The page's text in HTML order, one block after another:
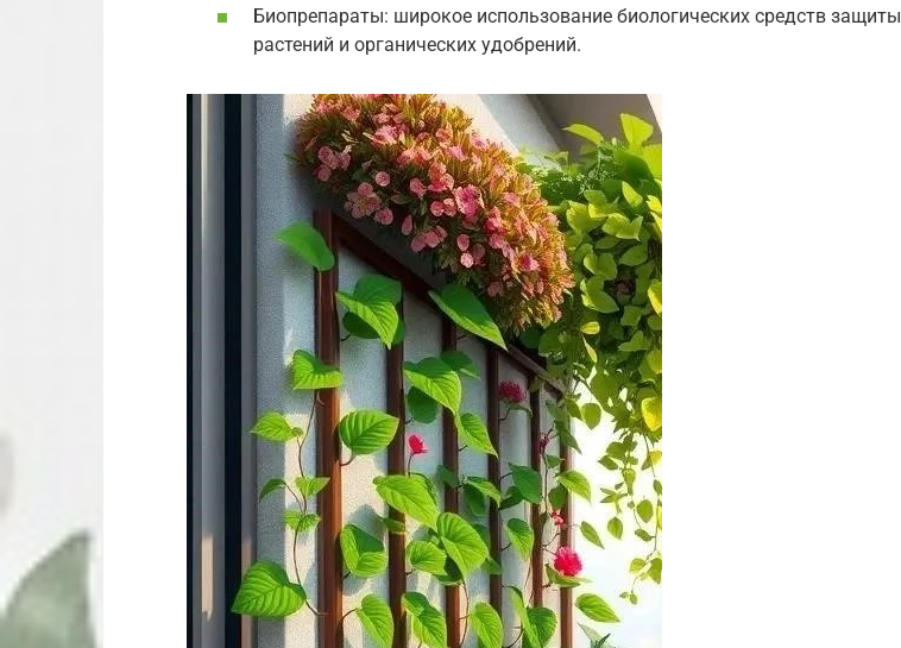
Биопрепараты: широкое использование биологических средств защиты
растений и органических удобрений.